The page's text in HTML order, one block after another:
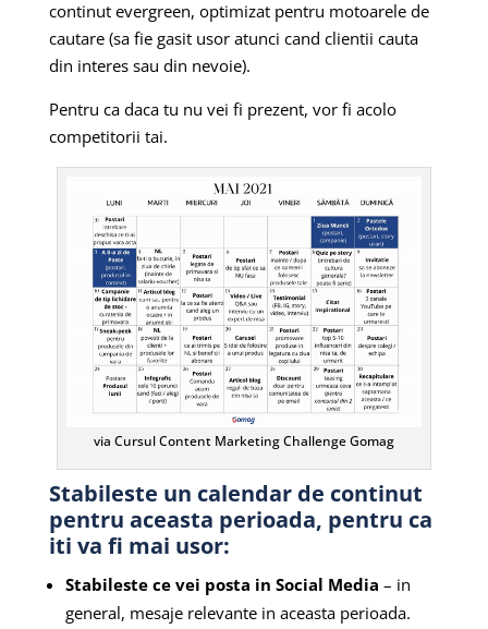
continut evergreen, optimizat pentru motoarele de
cautare (sa fie gasit usor atunci cand clientii cauta
din interes sau din nevoie).
Pentru ca daca tu nu vei fi prezent, vor fi acolo
competitorii tai.
via Cursul Content Marketing Challenge Gomag
Stabileste un calendar de continut
pentru aceasta perioada, pentru ca
iti va fi mai usor:
Stabileste ce vei posta in Social Media – in
general, mesaje relevante in aceasta perioada.